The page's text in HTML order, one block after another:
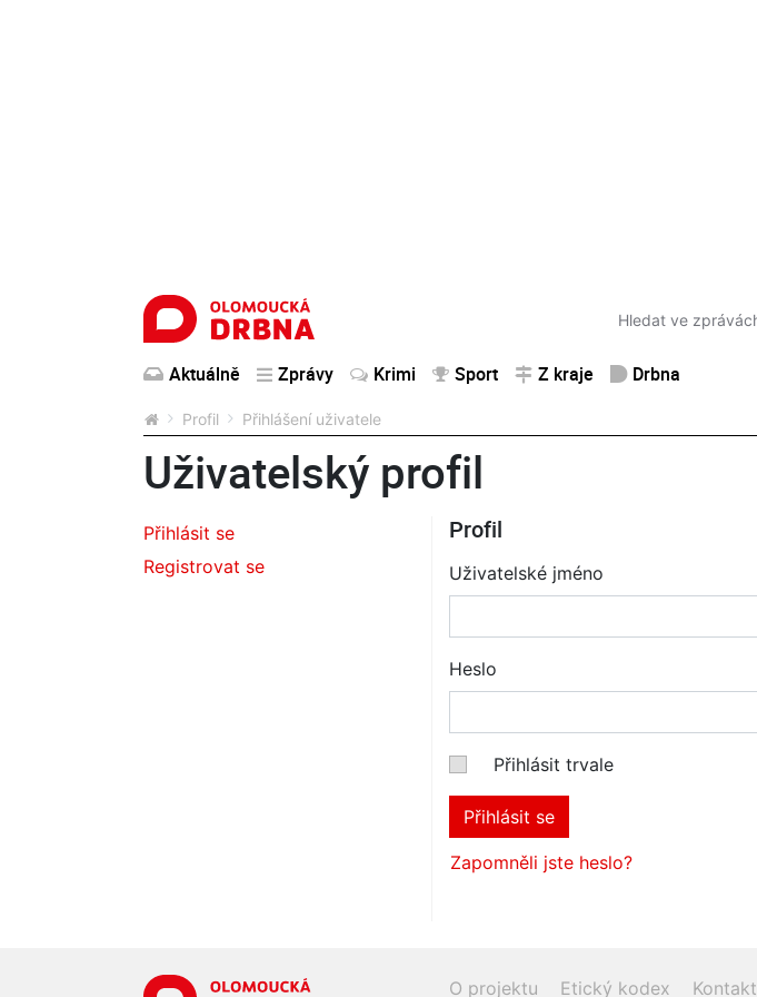
Aktuálně Zprávy Krimi Sport Z kraje Drbna
Profil Přihlášení uživatele
Uživatelský profil
Přihlásit se
Registrovat se
Profil
Uživatelské jméno
Heslo
Přihlásit trvale
Přihlásit se
Zapomněli jste heslo?
O projektu Etický kodex Kontakt